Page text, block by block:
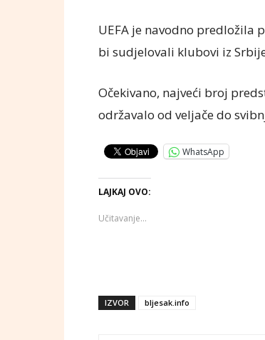
UEFA je navodno predložila
bi sudjelovali klubovi iz
Očekivano, najveći broj
održavalo od veljače do
WhatsApp
LAJKAJ OVO:
Učitavanje...
IZVOR bljesak.info